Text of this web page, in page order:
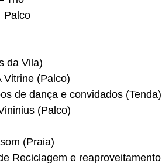
Palco
da Vila)
Vitrine (Palco)
de dança e convidados (Tenda)
(Palco)
(Praia)
Reciclagem e